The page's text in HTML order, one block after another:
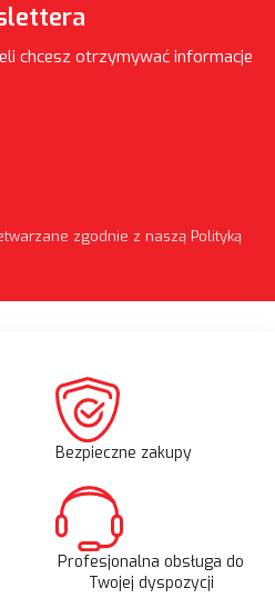
chcesz otrzymywać informacje
zgodnie z naszą Polityką
Bezpieczne zakupy
Profesjonalna obsługa do
Twojej dyspozycji